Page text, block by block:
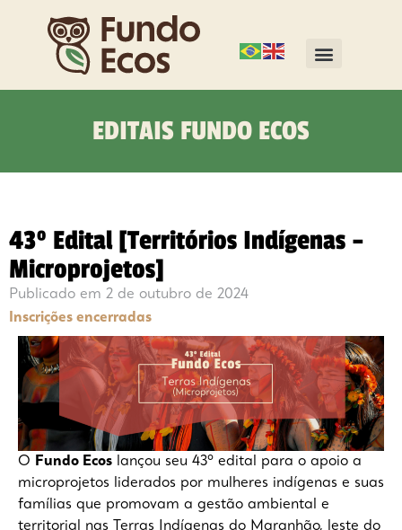
EDITAIS FUNDO ECOS
43º Edital [Territórios Indígenas –
Microprojetos]
Publicado em 2 de outubro de 2024
Inscrições encerradas
O Fundo Ecos lançou seu 43º edital para o apoio a
microprojetos liderados por mulheres indígenas e suas
famílias que promovam a gestão ambiental e
territorial nas Terras Indígenas do Maranhão, leste do